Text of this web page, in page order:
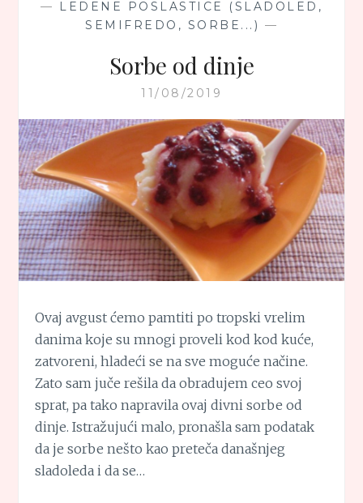
—
LEDENE POSLASTICE (SLADOLED,
SEMIFREDO, SORBE...) —
Sorbe od dinje
11/08/2019
Ovaj avgust ćemo pamtiti po tropski vrelim
danima koje su mnogi proveli kod kod kuće,
zatvoreni, hladeći se na sve moguće načine.
Zato sam juče rešila da obradujem ceo svoj
sprat, pa tako napravila ovaj divni sorbe od
dinje. Istražujući malo, pronašla sam podatak
da je sorbe nešto kao preteča današnjeg
sladoleda i da se…